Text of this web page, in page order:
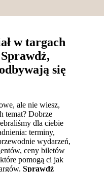
w targach
się
ale nie wiesz,
temat? Dobrze
dla ciebie
terminy,
wydarzeń,
ceny biletów
pomogą ci jak
Sprawdź